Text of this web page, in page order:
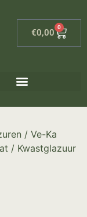
€0,00
0
/ Ve-Ka
/ Kwastglazuur